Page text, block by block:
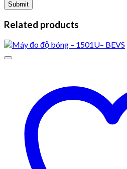
Related products